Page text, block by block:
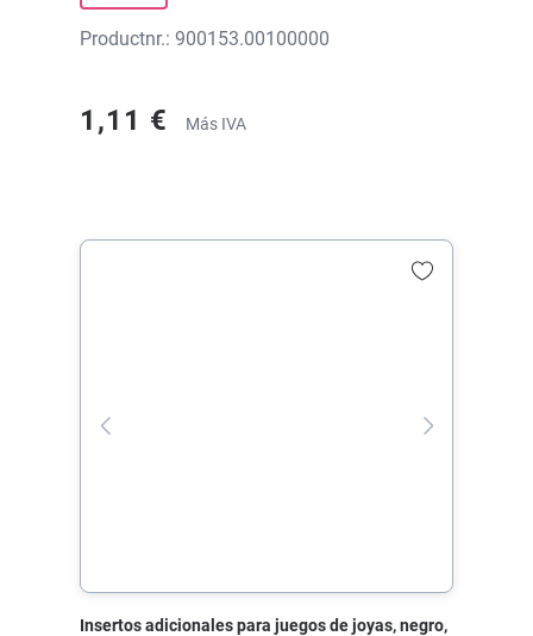
Productnr.: 900153.00100000
1,11 € Más IVA
Insertos adicionales para juegos de joyas, negro,